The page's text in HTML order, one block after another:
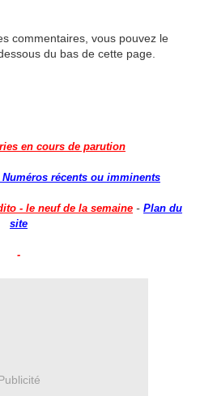
commentaires, vous pouvez le
du bas de cette page.
en cours de parution
récents ou imminents
- le neuf de la semaine - Plan du
site
-